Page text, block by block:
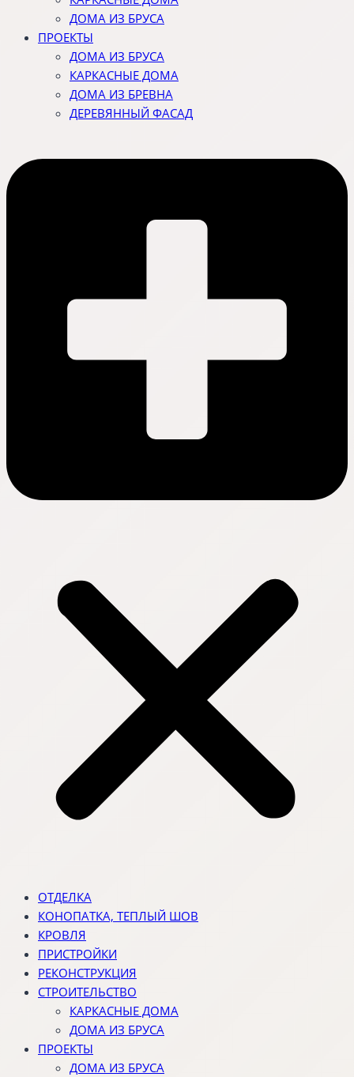
ДОМА ИЗ БРУСА
ПРОЕКТЫ
ДОМА ИЗ БРУСА
КАРКАСНЫЕ ДОМА
ДОМА ИЗ БРЕВНА
ДЕРЕВЯННЫЙ ФАСАД
ОТДЕЛКА
КОНОПАТКА, ТЕПЛЫЙ ШОВ
КРОВЛЯ
ПРИСТРОЙКИ
РЕКОНСТРУКЦИЯ
СТРОИТЕЛЬСТВО
КАРКАСНЫЕ ДОМА
ДОМА ИЗ БРУСА
ПРОЕКТЫ
ДОМА ИЗ БРУСА